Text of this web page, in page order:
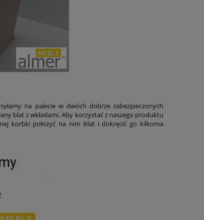
na palecie w dwóch dobrze zabezpieczonych
blat z wkładami. Aby korzystać z naszego produktu
korbki położyć na nim blat i dokręcić go kilkoma